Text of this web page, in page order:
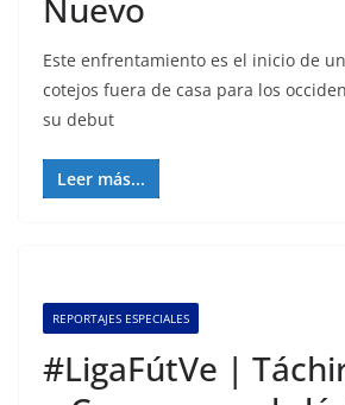
Nuevo
Este enfrentamiento es el inicio de
cotejos fuera de casa para los
su debut
Leer más...
REPORTAJES ESPECIALES
#LigaFútVe |